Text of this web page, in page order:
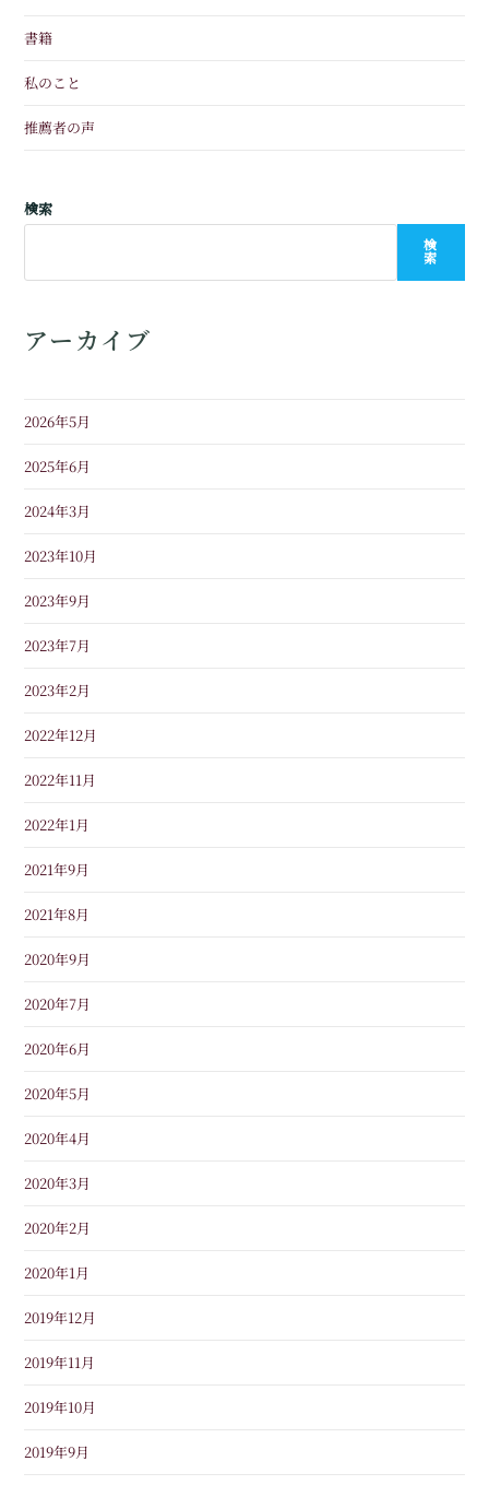
書籍
私のこと
推薦者の声
検索
検
索
アーカイブ
2026年5月
2025年6月
2024年3月
2023年10月
2023年9月
2023年7月
2023年2月
2022年12月
2022年11月
2022年1月
2021年9月
2021年8月
2020年9月
2020年7月
2020年6月
2020年5月
2020年4月
2020年3月
2020年2月
2020年1月
2019年12月
2019年11月
2019年10月
2019年9月